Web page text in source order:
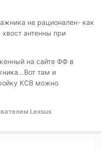
не рационален- как
хвост антенны при
на сайте ФФ в
там и
КСВ можно
Lexsus